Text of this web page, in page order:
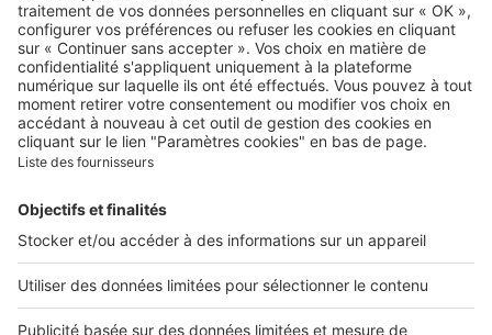
Qui sommes-nous ?
Contacter le service client
Nous rejoindre
Presse
Nos applications
Découvrez nos applications